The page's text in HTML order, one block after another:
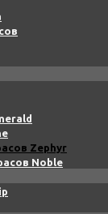
Zephyr
Noble